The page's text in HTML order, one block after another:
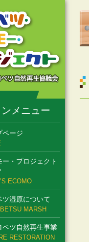
ンメニュー
ページ
ー・プロジェクト
ECOMO
ツ湿原について
MARSH
ベツ自然再生事業
RESTORATION